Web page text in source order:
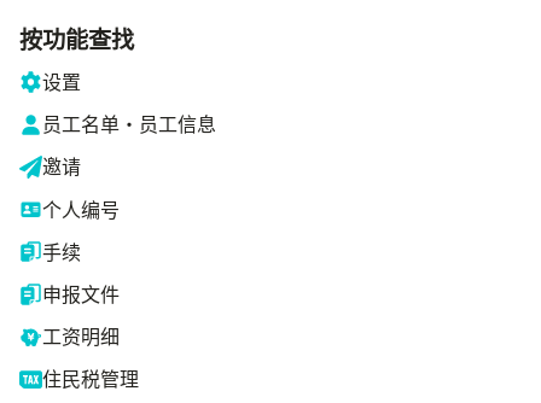
按功能查找
设置
员工名单・员工信息
邀请
个人编号
手续
申报文件
工资明细
住民税管理